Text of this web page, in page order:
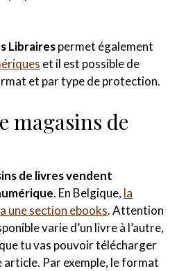
Librairespermet également
et il est possible de
et par type de protection.
magasins de
de livres vendent
. En Belgique, la
une section ebooks. Attention
varie d’un livre à l’autre,
tu vas pouvoir télécharger
article. Par exemple, le format